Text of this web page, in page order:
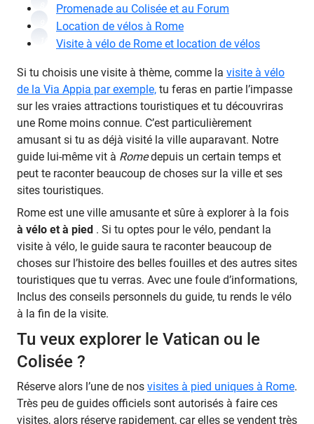
Promenade au Colisée et au Forum
Location de vélos à Rome
Visite à vélo de Rome et location de vélos
Si tu choisis une visite à thème, comme la visite à vélo
de la Via Appia par exemple, tu feras en partie l’impasse
sur les vraies attractions touristiques et tu découvriras
une Rome moins connue. C’est particulièrement
amusant si tu as déjà visité la ville auparavant. Notre
guide lui-même vit à Romedepuis un certain temps et
peut te raconter beaucoup de choses sur la ville et ses
sites touristiques.
Rome est une ville amusante et sûre à explorer à la fois
à vélo et à pied . Si tu optes pour le vélo, pendant la
visite à vélo, le guide saura te raconter beaucoup de
choses sur l’histoire des belles fouilles et des autres sites
touristiques que tu verras. Avec une foule d’informations,
Inclus des conseils personnels du guide, tu rends le vélo
à la fin de la visite.
Tu veux explorer le Vatican ou le
Colisée ?
Réserve alors l’une de nos visites à pied uniques à Rome.
Très peu de guides officiels sont autorisés à faire ces
visites, alors réserve rapidement, car elles se vendent très